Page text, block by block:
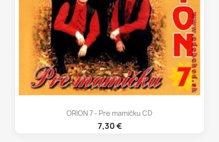
ORION 7 - Pre mamičku CD
7,30 €